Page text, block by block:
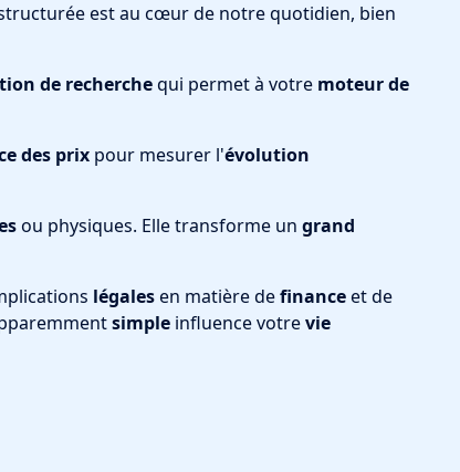
est au cœur de notre quotidien, bien
de recherchequi permet à votre moteur de
des prix pour mesurer l'évolution
ou physiques. Elle transforme un grand
légalesen matière definanceet de
simple influence votrevie